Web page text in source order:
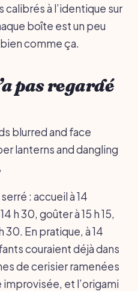
à l’identique sur
boîte est un peu
comme ça.
pas regardé
blurred and face
lanterns and dangling
: accueil à 14
h 30, goûter à 15 h 15,
30. En pratique, à 14
couraient déjà dans
de cerisier ramenées
et l’origami